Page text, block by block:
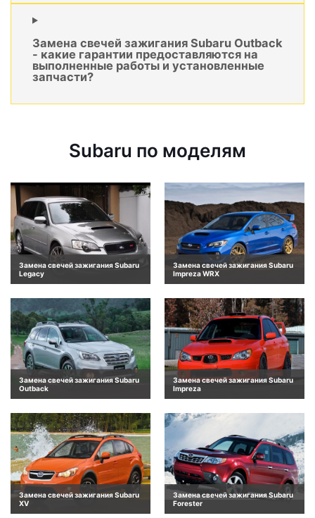
Замена свечей зажигания Subaru Outback
- какие гарантии предоставляются на
выполненные работы и установленные
запчасти?
Subaru по моделям
Замена свечей зажигания Subaru
Legacy
Замена свечей зажигания Subaru
Impreza WRX
Замена свечей зажигания Subaru
Outback
Замена свечей зажигания Subaru
Impreza
Замена свечей зажигания Subaru
XV
Замена свечей зажигания Subaru
Forester